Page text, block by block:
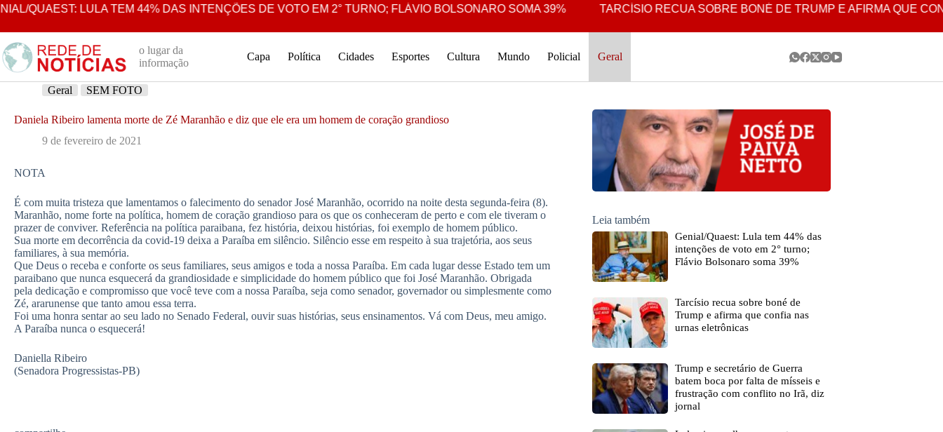
Pular
o
conteúdo
QUAEST: LULA TEM 44% DAS INTENÇÕES DE VOTO EM 2° TURNO; FLÁVIO BOLSONARO SOMA 39% TARCÍSIO RECUA SOBRE BONÉ DE TRUMP E AFIRMA QUE
o lugar da
informação
Capa Política Cidades Esportes Cultura Mundo Policial Geral
Geral SEM FOTO
Daniela Ribeiro lamenta morte de Zé Maranhão e diz que ele era um homem de coração grandioso
9 de fevereiro de 2021
NOTA
É com muita tristeza que lamentamos o falecimento do senador José Maranhão, ocorrido na noite desta segunda-feira (8).
Maranhão, nome forte na política, homem de coração grandioso para os que os conheceram de perto e com ele tiveram o
prazer de conviver. Referência na política paraibana, fez história, deixou histórias, foi exemplo de homem público.
Sua morte em decorrência da covid-19 deixa a Paraíba em silêncio. Silêncio esse em respeito à sua trajetória, aos seus
familiares, à sua memória.
Que Deus o receba e conforte os seus familiares, seus amigos e toda a nossa Paraíba. Em cada lugar desse Estado tem um
paraibano que nunca esquecerá da grandiosidade e simplicidade do homem público que foi José Maranhão. Obrigada
pela dedicação e compromisso que você teve com a nossa Paraíba, seja como senador, governador ou simplesmente como
Zé, ararunense que tanto amou essa terra.
Foi uma honra sentar ao seu lado no Senado Federal, ouvir suas histórias, seus ensinamentos. Vá com Deus, meu amigo.
A Paraíba nunca o esquecerá!
Daniella Ribeiro
(Senadora Progressistas-PB)
Leia também
Genial/Quaest: Lula tem 44% das
intenções de voto em 2° turno;
Flávio Bolsonaro soma 39%
Tarcísio recua sobre boné de
Trump e afirma que confia nas
urnas eletrônicas
Trump e secretário de Guerra
batem boca por falta de mísseis e
frustração com conflito no Irã, diz
jornal